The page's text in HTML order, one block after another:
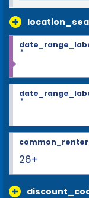
*
*
26+